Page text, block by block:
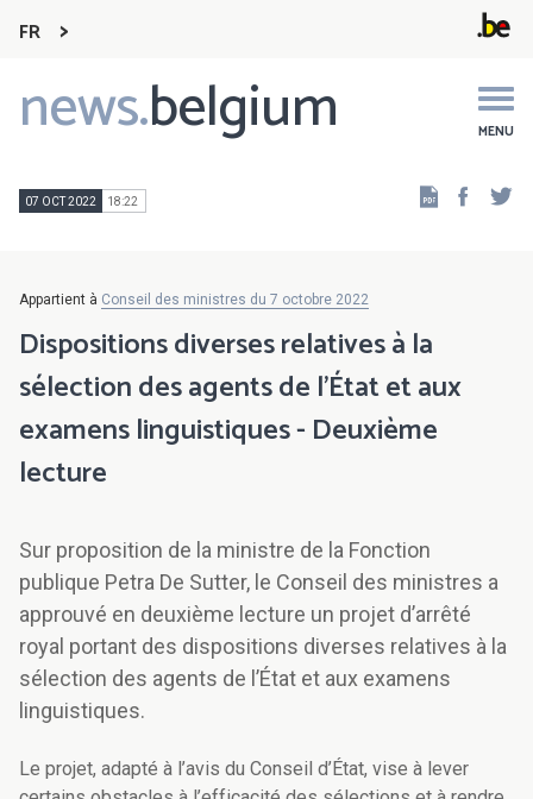
FR
news.belgium MENU
Main
navigation
07 OCT 2022 18:22
Appartient à Conseil des ministres du 7 octobre 2022
Dispositions diverses relatives à la
sélection des agents de l’État et aux
examens linguistiques - Deuxième
lecture
Sur proposition de la ministre de la Fonction
publique Petra De Sutter, le Conseil des ministres a
approuvé en deuxième lecture un projet d’arrêté
royal portant des dispositions diverses relatives à la
sélection des agents de l’État et aux examens
linguistiques.
Le projet, adapté à l’avis du Conseil d’État, vise à lever